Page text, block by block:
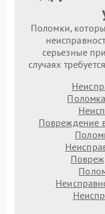
Поломки,
серьезные
случаях
Повреждение